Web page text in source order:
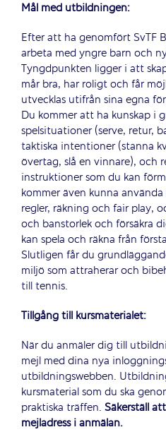
Mål med utbildningen:
Efter att ha genomfört SvTF
arbeta med yngre barn och
Tyngdpunkten ligger i att
mår bra, har roligt och får
utvecklas utifrån sina egna
Du kommer att ha kunskap i
spelsituationer (serve, retur,
taktiska intentioner (stanna
övertag, slå en vinnare), och
instruktioner som du kan
kommer även kunna
regler, räkning och fair play,
och banstorlek och försäkra
kan spela och räkna från
Slutligen får du
miljö som attraherar och
till tennis.
Tillgång till kursmaterialet:
När du anmäler dig till
mejl med dina nya
utbildningswebben.
kursmaterial som du ska
praktiska träffen. Säkerställ
mejladress i anmälan.